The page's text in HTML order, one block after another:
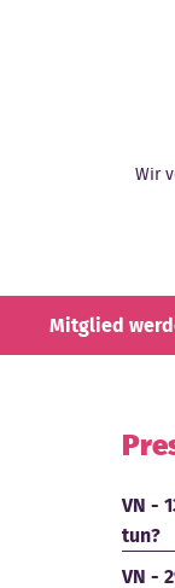
Wir
Mitglied
VN -
tun?
VN -